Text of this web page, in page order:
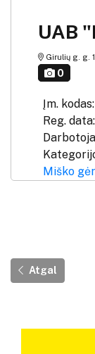
UAB
Girulių g. g.
0
Įm. kodas:
Reg. data:
Miško
Atgal